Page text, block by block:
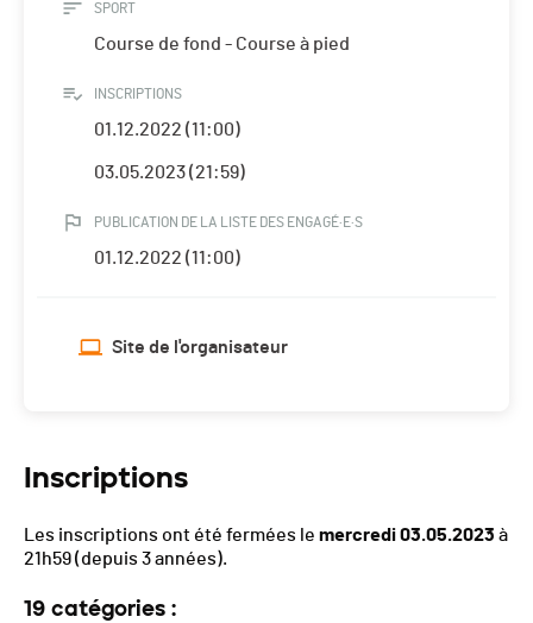
SPORT
Course de fond - Course à pied
INSCRIPTIONS
01.12.2022 (11:00)
03.05.2023 (21:59)
PUBLICATION DE LA LISTE DES ENGAGÉ·E·S
01.12.2022 (11:00)
Site de l'organisateur
Inscriptions
Les inscriptions ont été fermées le mercredi 03.05.2023 à
21h59(depuis 3 années).
19 catégories :